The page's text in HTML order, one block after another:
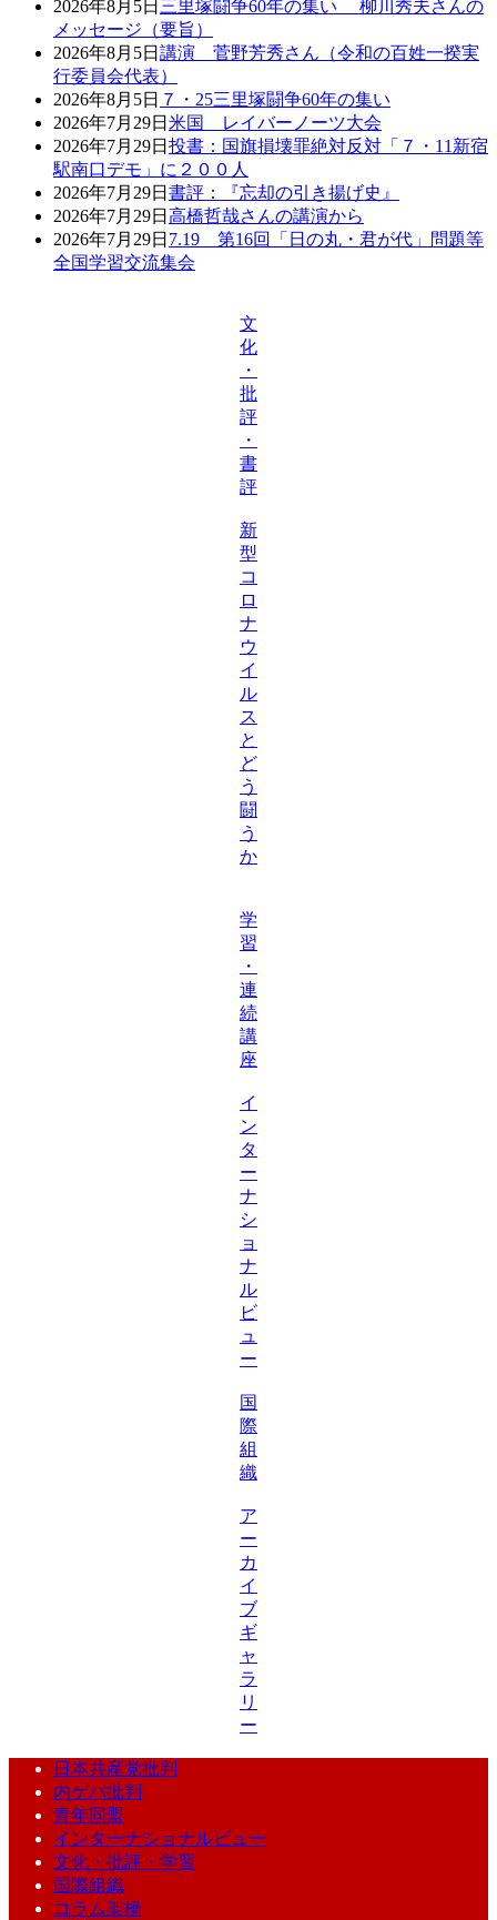
2026年8月5日 三里塚闘争60年の集い 柳川秀夫さんの
メッセージ（要旨）
2026年8月5日 講演 菅野芳秀さん（令和の百姓一揆実
行委員会代表）
2026年8月5日 ７・25三里塚闘争60年の集い
2026年7月29日 米国 レイバーノーツ大会
2026年7月29日 投書：国旗損壊罪絶対反対「７・11新宿
駅南口デモ」に２００人
2026年7月29日 書評：『忘却の引き揚げ史』
2026年7月29日 高橋哲哉さんの講演から
2026年7月29日 7.19 第16回「日の丸・君が代」問題等
全国学習交流集会
文
化
・
批
評
・
書
評
新
型
コ
ロ
ナ
ウ
イ
ル
ス
と
ど
う
闘
う
か
学
習
・
連
続
講
座
イ
ン
タ
ー
ナ
シ
ョ
ナ
ル
ビ
ュ
ー
国
際
組
織
ア
ー
カ
イ
ブ
ギ
ャ
ラ
リ
ー
日本共産党批判
内ゲバ批判
青年同盟
インターナショナルビュー
文化・批評・学習
国際組織
コラム架橋